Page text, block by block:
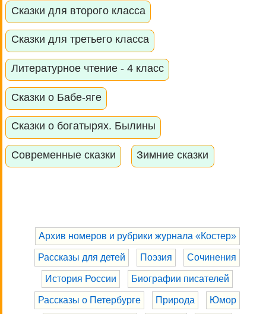
Сказки для второго класса
Сказки для третьего класса
Литературное чтение - 4 класс
Сказки о Бабе-яге
Сказки о богатырях. Былины
Современные сказки Зимние сказки
Архив номеров и рубрики журнала «Костер»
Рассказы для детей Поэзия Сочинения
История России Биографии писателей
Рассказы о Петербурге Природа Юмор